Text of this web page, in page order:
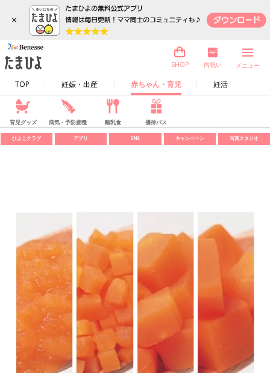
×
TOP 妊娠・出産 赤ちゃん・育児 妊活
SHOP 内祝い メニュー
育児グッズ 病気・予防接種 離乳食 優待パス
ひよこクラブ アプリ SNS キャンペーン 写真スタジオ